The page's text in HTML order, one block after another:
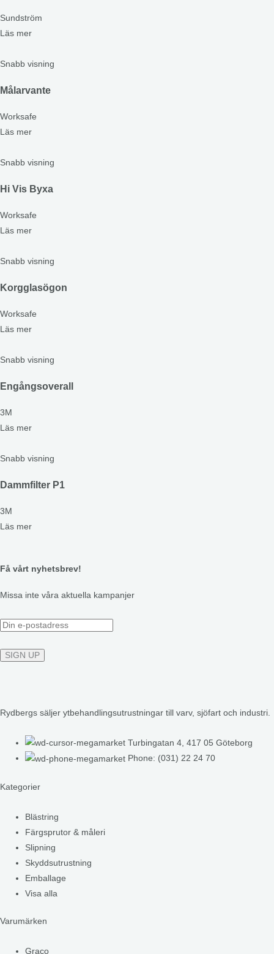
Sundström
Läs mer
Snabb visning
Målarvante
Worksafe
Läs mer
Snabb visning
Hi Vis Byxa
Worksafe
Läs mer
Snabb visning
Korgglasögon
Worksafe
Läs mer
Snabb visning
Engångsoverall
3M
Läs mer
Snabb visning
Dammfilter P1
3M
Läs mer
Få vårt nyhetsbrev!
Missa inte våra aktuella kampanjer
Rydbergs säljer ytbehandlingsutrustningar till varv, sjöfart och industri.
Turbingatan 4, 417 05 Göteborg
Phone: (031) 22 24 70
Kategorier
Blästring
Färgsprutor & måleri
Slipning
Skyddsutrustning
Emballage
Visa alla
Varumärken
Graco